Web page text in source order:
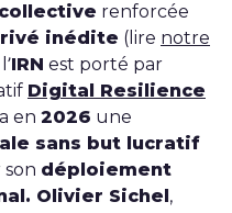
renforcée
inédite (lire notre
IRN est porté par
Digital Resilience
en2026 une
sans but lucratif
déploiement
Olivier Sichel,